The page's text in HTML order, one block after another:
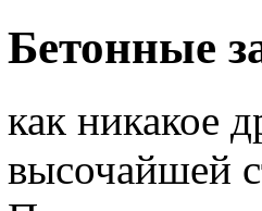
Бетонные
как никакое
высочайшей